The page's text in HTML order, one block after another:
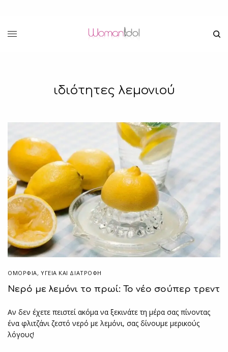
ιδιότητες λεμονιού
ΟΜΟΡΦΙΑ, ΥΓΕΊΑ ΚΑΙ ΔΙΑΤΡΟΦΉ
Νερό με λεμόνι το πρωί: Το νέο σούπερ τρεντ
Αν δεν έχετε πειστεί ακόμα να ξεκινάτε τη μέρα σας πίνοντας
ένα φλιτζάνι ζεστό νερό με λεμόνι, σας δίνουμε μερικούς
λόγους!